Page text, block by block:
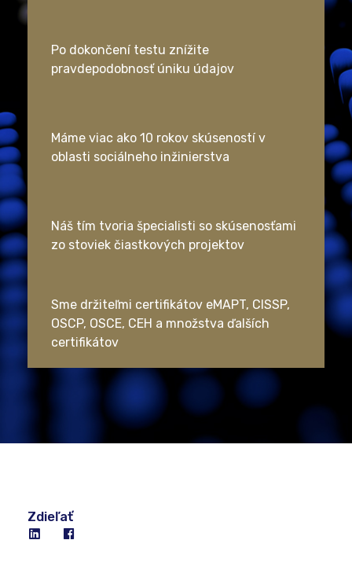
Po dokončení testu znížite
pravdepodobnosť úniku údajov
Máme viac ako 10 rokov skúseností v
oblasti sociálneho inžinierstva
Náš tím tvoria špecialisti so skúsenosťami
zo stoviek čiastkových projektov
Sme držiteľmi certifikátov eMAPT, CISSP,
OSCP, OSCE, CEH a množstva ďalších
certifikátov
Zdieľať